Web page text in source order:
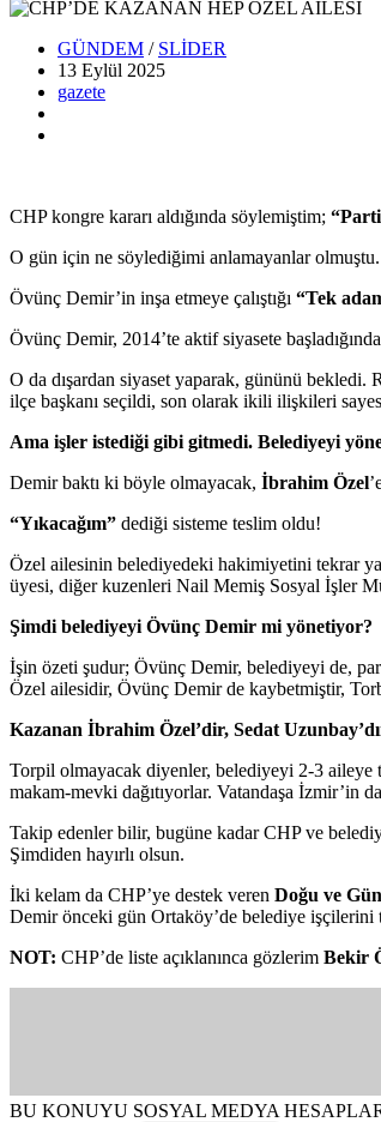
GÜNDEM / SLİDER
13 Eylül 2025
gazete
CHP kongre kararı aldığında söylemiştim;
O gün için ne söylediğimi anlamayanlar
Övünç Demir’in inşa etmeye çalıştığı “Tek
Övünç Demir, 2014’te aktif siyasete
O da dışardan siyaset yaparak, gününü bekledi.
ilçe başkanı seçildi, son olarak ikili ilişkileri
Ama işler istediği gibi gitmedi. Belediyeyi
Demir baktı ki böyle olmayacak, İbrahim Özel
“Yıkacağım” dediği sisteme teslim oldu!
Özel ailesinin belediyedeki hakimiyetini tekrar
üyesi, diğer kuzenleri Nail Memiş Sosyal İşler
Şimdi belediyeyi Övünç Demir mi yönetiyor?
İşin özeti şudur; Övünç Demir, belediyeyi de,
Özel ailesidir, Övünç Demir de kaybetmiştir,
Kazanan İbrahim Özel’dir, Sedat
Torpil olmayacak diyenler, belediyeyi 2-3 aileye
makam-mevki dağıtıyorlar. Vatandaşa İzmir’in
Takip edenler bilir, bugüne kadar CHP ve
Şimdiden hayırlı olsun.
İki kelam da CHP’ye destek veren Doğu ve
Demir önceki gün Ortaköy’de belediye işçilerini
NOT: CHP’de liste açıklanınca gözlerim Bekir
BU KONUYU SOSYAL MEDYA